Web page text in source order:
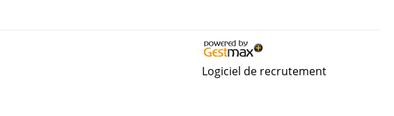
Logiciel de recrutement